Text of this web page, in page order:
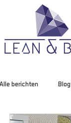
Alle berichten Blog